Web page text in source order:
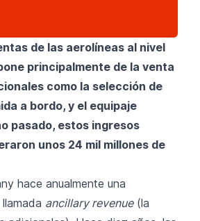
de las aerolíneas al nivel
principalmente de la venta
como la selección de
a bordo, y el equipaje
pasado, estos ingresos
unos 24 mil millones de
hace anualmente una
ancillary revenue(la